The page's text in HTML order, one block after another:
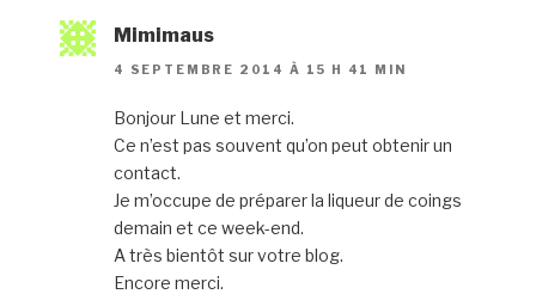
Mimimaus
4 SEPTEMBRE 2014 À 15 H 41 MIN
Bonjour Lune et merci.
Ce n’est pas souvent qu’on peut obtenir un
contact.
Je m’occupe de préparer la liqueur de coings
demain et ce week-end.
A très bientôt sur votre blog.
Encore merci.